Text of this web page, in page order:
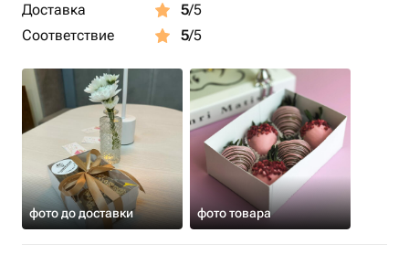
Доставка
5/5
Соответствие
5/5
фото до доставки фото товара